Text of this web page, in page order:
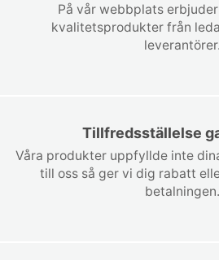
På vår webbplats
kvalitetsprodukter från
leverantörer.
Tillfredsställelse
Våra produkter uppfyllde inte
till oss så ger vi dig rabatt
betalningen.